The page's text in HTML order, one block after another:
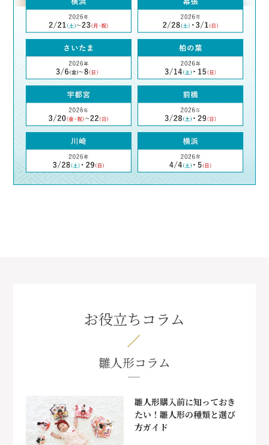
お役立ちコラム
雛人形コラム
雛人形購入前に知っておき
たい！雛人形の種類と選び
方ガイド